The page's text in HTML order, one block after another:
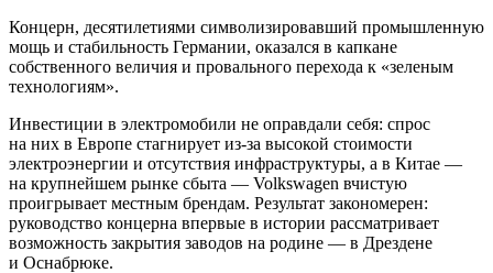
Концерн, десятилетиями символизировавший промышленную
мощь и стабильность Германии, оказался в капкане
собственного величия и провального перехода к «зеленым
технологиям».
Инвестиции в электромобили не оправдали себя: спрос
на них в Европе стагнирует из-за высокой стоимости
электроэнергии и отсутствия инфраструктуры, а в Китае —
на крупнейшем рынке сбыта — Volkswagen вчистую
проигрывает местным брендам. Результат закономерен:
руководство концерна впервые в истории рассматривает
возможность закрытия заводов на родине — в Дрездене
и Оснабрюке.